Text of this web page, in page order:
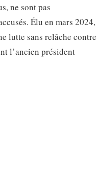
ne sont pas
Élu en mars 2024,
lutte sans relâche contre
l’ancien président